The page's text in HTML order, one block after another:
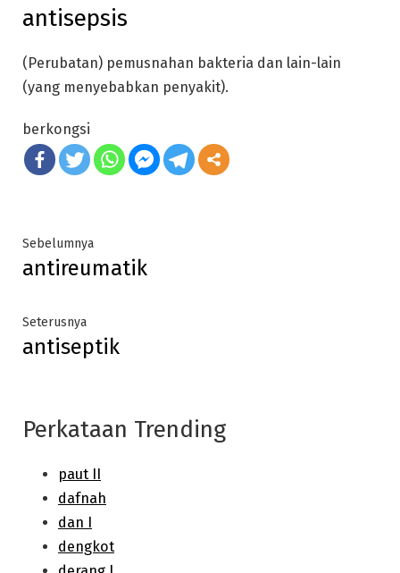
antisepsis
(Perubatan) pemusnahan bakteria dan lain-lain
(yang menyebabkan penyakit).
berkongsi
Post
navigation
SebelumnyaPrevious
post:
antireumatik
SeterusnyaNext
post:
antiseptik
Perkataan Trending